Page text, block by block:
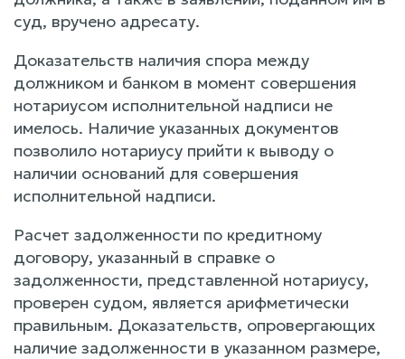
суд, вручено адресату.
Доказательств наличия спора между
должником и банком в момент совершения
нотариусом исполнительной надписи не
имелось. Наличие указанных документов
позволило нотариусу прийти к выводу о
наличии оснований для совершения
исполнительной надписи.
Расчет задолженности по кредитному
договору, указанный в справке о
задолженности, представленной нотариусу,
проверен судом, является арифметически
правильным. Доказательств, опровергающих
наличие задолженности в указанном размере,